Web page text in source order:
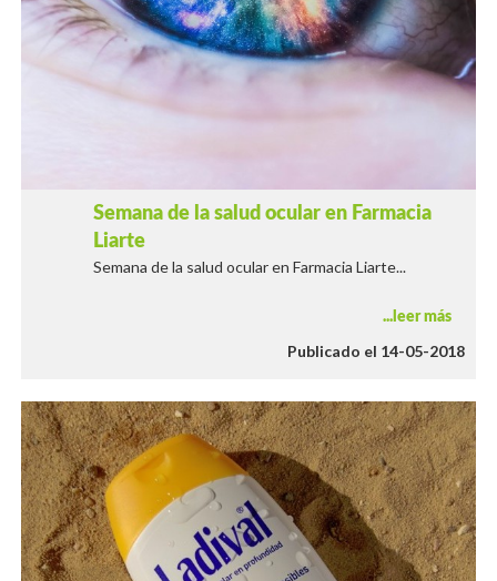
Semana de la salud ocular en Farmacia
Liarte
Semana de la salud ocular en Farmacia Liarte...
leer más
Publicado el 14-05-2018